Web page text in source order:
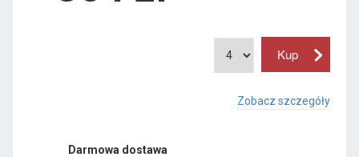
Zobacz szczegóły
Darmowa dostawa